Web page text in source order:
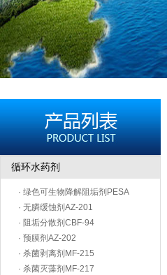
循环水药剂
· 绿色可生物降解阻垢剂PESA
· 无膦缓蚀剂AZ-201
· 阻垢分散剂CBF-94
· 预膜剂AZ-202
· 杀菌剥离剂MF-215
· 杀菌灭藻剂MF-217